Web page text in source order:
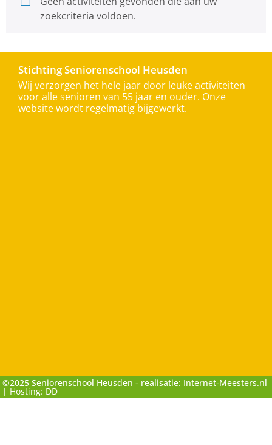
zoekcriteria voldoen.
Stichting Seniorenschool Heusden
Wij verzorgen het hele jaar door leuke activiteiten
voor alle senioren van 55 jaar en ouder. Onze
website wordt regelmatig bijgewerkt.
©2025 Seniorenschool Heusden - realisatie: Internet-Meesters.nl
| Hosting: DD